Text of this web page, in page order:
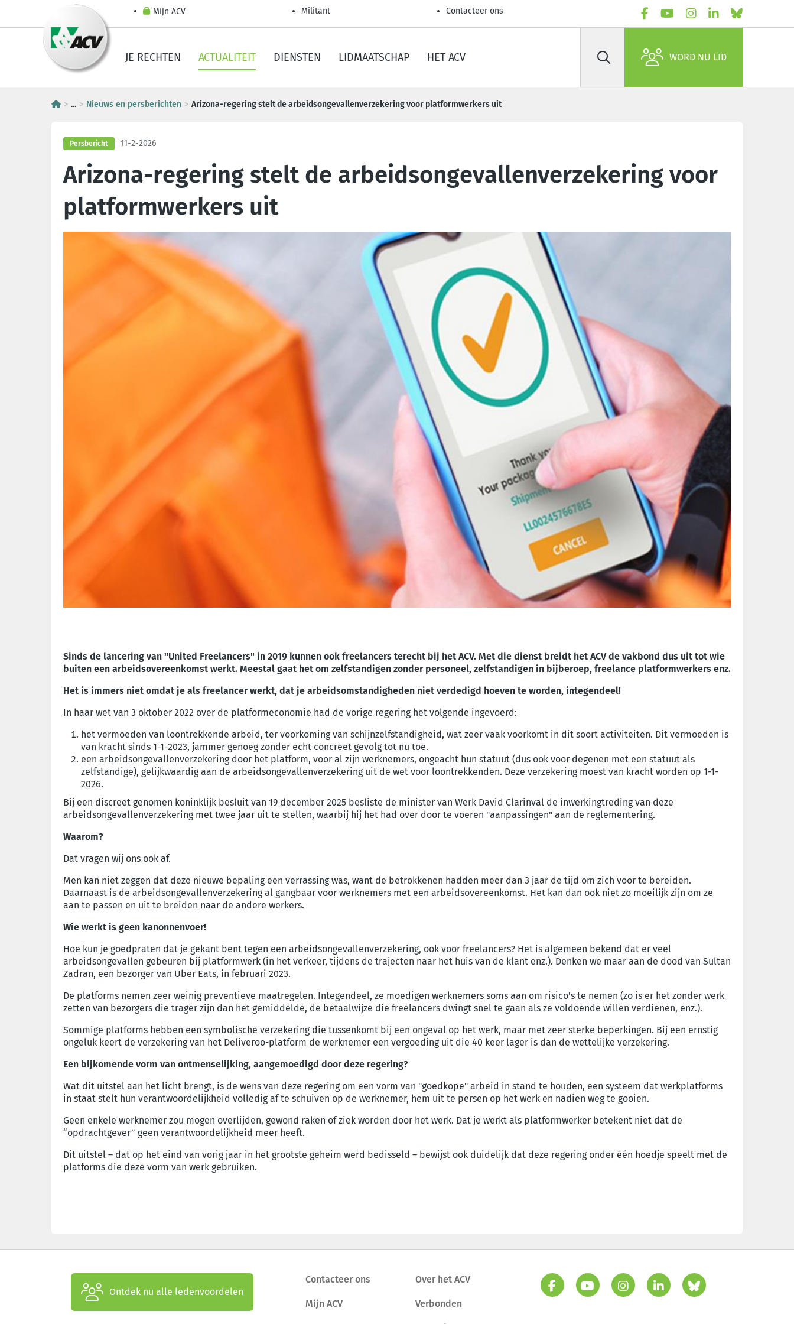
Mijn ACV Militant Contacteer ons
JE RECHTEN ACTUALITEIT DIENSTEN LIDMAATSCHAP HET ACV Zoek WORD NU LID
... Nieuws en persberichten Arizona-regering stelt de arbeidsongevallenverzekering voor platformwerkers uit
Persbericht 11-2-2026
Arizona-regering stelt de arbeidsongevallenverzekering voor
platformwerkers uit
Sinds de lancering van "United Freelancers" in 2019 kunnen ook freelancers terecht bij het ACV. Met die dienst breidt het ACV de vakbond dus uit tot wie
buiten een arbeidsovereenkomst werkt. Meestal gaat het om zelfstandigen zonder personeel, zelfstandigen in bijberoep, freelance platformwerkers enz.
Het is immers niet omdat je als freelancer werkt, dat je arbeidsomstandigheden niet verdedigd hoeven te worden, integendeel!
In haar wet van 3 oktober 2022 over de platformeconomie had de vorige regering het volgende ingevoerd:
het vermoeden van loontrekkende arbeid, ter voorkoming van schijnzelfstandigheid, wat zeer vaak voorkomt in dit soort activiteiten. Dit vermoeden is
van kracht sinds 1-1-2023, jammer genoeg zonder echt concreet gevolg tot nu toe.
een arbeidsongevallenverzekering door het platform, voor al zijn werknemers, ongeacht hun statuut (dus ook voor degenen met een statuut als
zelfstandige), gelijkwaardig aan de arbeidsongevallenverzekering uit de wet voor loontrekkenden. Deze verzekering moest van kracht worden op 1-1-
2026.
Bij een discreet genomen koninklijk besluit van 19 december 2025 besliste de minister van Werk David Clarinval de inwerkingtreding van deze
arbeidsongevallenverzekering met twee jaar uit te stellen, waarbij hij het had over door te voeren "aanpassingen" aan de reglementering.
Waarom?
Dat vragen wij ons ook af.
Men kan niet zeggen dat deze nieuwe bepaling een verrassing was, want de betrokkenen hadden meer dan 3 jaar de tijd om zich voor te bereiden.
Daarnaast is de arbeidsongevallenverzekering al gangbaar voor werknemers met een arbeidsovereenkomst. Het kan dan ook niet zo moeilijk zijn om ze
aan te passen en uit te breiden naar de andere werkers.
Wie werkt is geen kanonnenvoer!
Hoe kun je goedpraten dat je gekant bent tegen een arbeidsongevallenverzekering, ook voor freelancers? Het is algemeen bekend dat er veel
arbeidsongevallen gebeuren bij platformwerk (in het verkeer, tijdens de trajecten naar het huis van de klant enz.). Denken we maar aan de dood van Sultan
Zadran, een bezorger van Uber Eats, in februari 2023.
De platforms nemen zeer weinig preventieve maatregelen. Integendeel, ze moedigen werknemers soms aan om risico's te nemen (zo is er het zonder werk
zetten van bezorgers die trager zijn dan het gemiddelde, de betaalwijze die freelancers dwingt snel te gaan als ze voldoende willen verdienen, enz.).
Sommige platforms hebben een symbolische verzekering die tussenkomt bij een ongeval op het werk, maar met zeer sterke beperkingen. Bij een ernstig
ongeluk keert de verzekering van het Deliveroo-platform de werknemer een vergoeding uit die 40 keer lager is dan de wettelijke verzekering.
Een bijkomende vorm van ontmenselijking, aangemoedigd door deze regering?
Wat dit uitstel aan het licht brengt, is de wens van deze regering om een vorm van "goedkope" arbeid in stand te houden, een systeem dat werkplatforms
in staat stelt hun verantwoordelijkheid volledig af te schuiven op de werknemer, hem uit te persen op het werk en nadien weg te gooien.
Geen enkele werknemer zou mogen overlijden, gewond raken of ziek worden door het werk. Dat je werkt als platformwerker betekent niet dat de
“opdrachtgever” geen verantwoordelijkheid meer heeft.
Dit uitstel – dat op het eind van vorig jaar in het grootste geheim werd bedisseld – bewijst ook duidelijk dat deze regering onder één hoedje speelt met de
platforms die deze vorm van werk gebruiken.
Ontdek nu alle ledenvoordelen
Contacteer ons
Mijn ACV
Over het ACV
Verbonden